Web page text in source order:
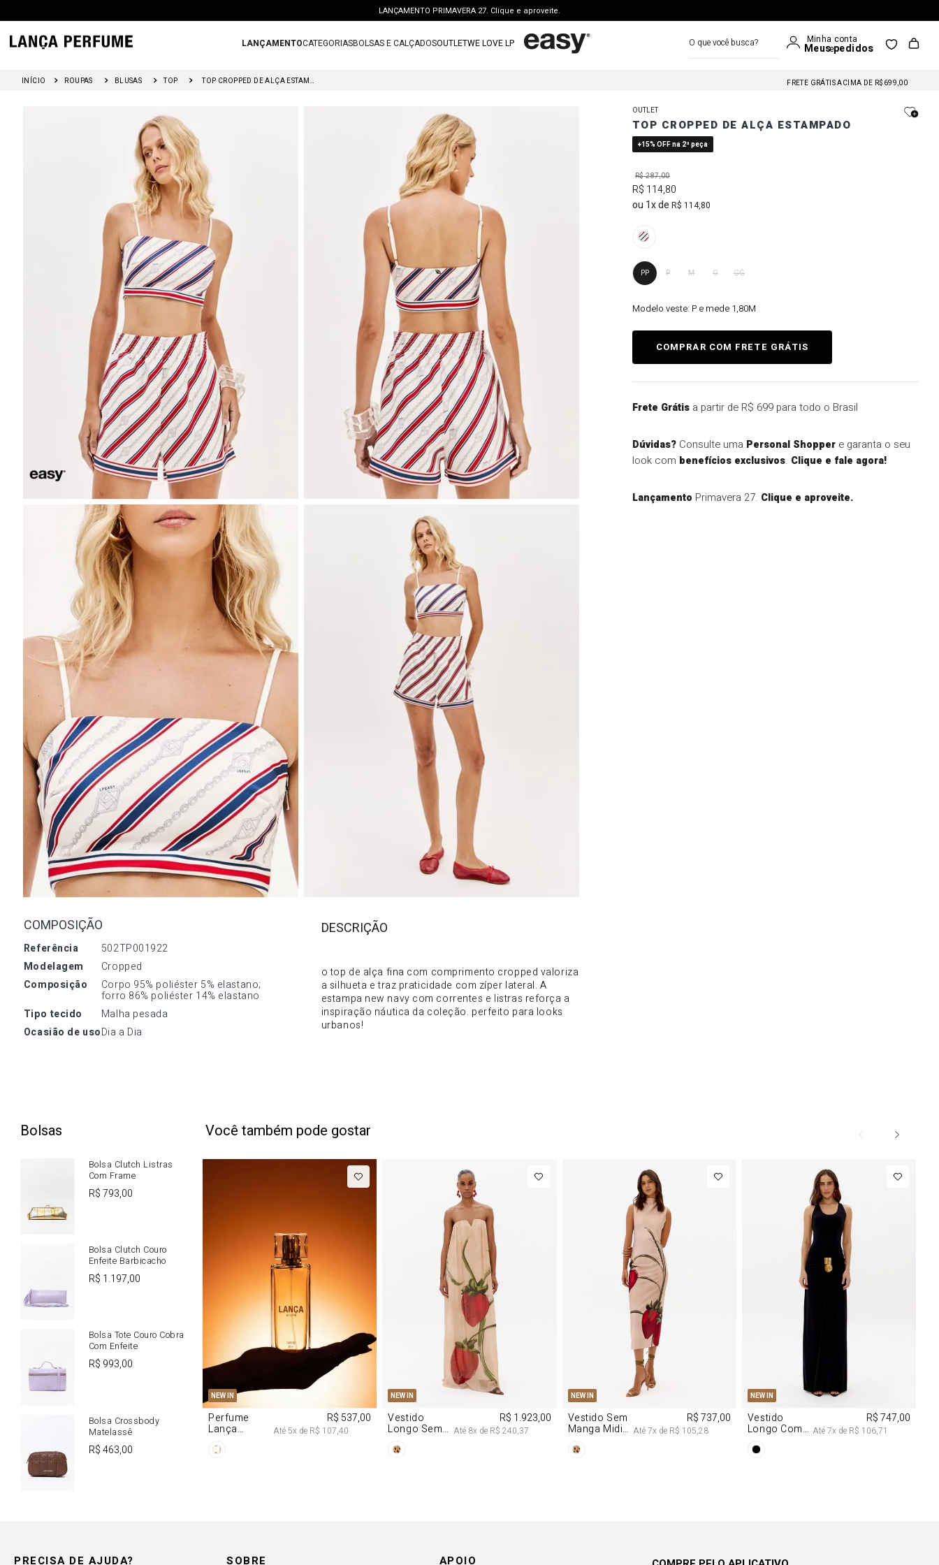
LANÇAMENTO PRIMAVERA 27. Clique e aproveite.
PERSONAL SHOPPER | garanta benefícios exclusivos. CONSULTAR >
FRETE GRÁTIS | a partir de R$ 699. APROVEITAR >
LANÇAMENTOCATEGORIASBOLSAS E CALÇADOSOUTLETWE LOVE LP
ROUPAS BLUSAS TOP TOP CROPPED DE ALÇA ESTAMPADO
FRETE GRÁTIS ACIMA DE R$699,00
FRETE GRÁTIS NAS COMPRAS A PARTIR DE R$699
FRETE GRÁTIS ACIMA DE R$699,00
COMPOSIÇÃO
referência
502TP001922
modelagem
Cropped
composição
Corpo 95% poliéster 5% elastano;
forro 86% poliéster 14% elastano
tipo tecido
Malha pesada
ocasião de usoDia a Dia
o top de alça fina com comprimento cropped valoriza
a silhueta e traz praticidade com zíper lateral. A
estampa new navy com correntes e listras reforça a
inspiração náutica da coleção. perfeito para looks
urbanos!
OUTLET
TOP CROPPED DE ALÇA ESTAMPADO
+15% OFF na 2ª peça
R$287,00
R$ 114,80
1
R$ 114,80
PP P M G GG
Modelo veste: P e mede 1,80M
Frete Grátisa partir de R$ 699 para todo o Brasil
Dúvidas?Consulte uma Personal Shoppere garanta o seu
look com benefícios exclusivos. Clique e fale agora!
Lançamento Primavera 27. Clique e aproveite.
Bolsas
Bolsa Clutch Listras
Com Frame
R$793,00
Bolsa Clutch Couro
Enfeite Barbicacho
R$ 1.197,00
Bolsa Tote Couro Cobra
Com Enfeite
R$ 993,00
Bolsa Crossbody
Matelassê
R$463,00
Você também pode gostar
NEW IN
U
Perfume
Lança
R$ 537,00
Até 5x de R$ 107,40
NEW IN
G
Vestido
Longo Sem
Chiffon
R$ 1.923,00
Até 8x de R$ 240,37
NEW IN
PP M
Vestido Sem
Manga Midi
Morango
R$ 737,00
Até7x de R$ 105,28
NEW IN
PP M
Vestido
Longo Com
Na Frente
R$ 747,00
Até7x de R$ 106,71
PRECISA DE AJUDA? SOBRE APOIO
calca jeans
blusa
calca
6º
vestido curto
º
regata
10º tenis